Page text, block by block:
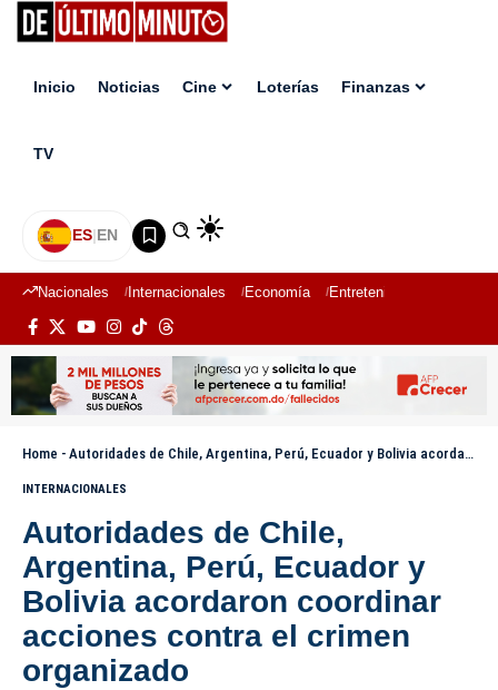
Inicio Noticias Cine Loterías Finanzas
TV
ES|EN
Nacionales Internacionales Economía Entretenimiento
Home - Autoridades de Chile, Argentina, Perú, Ecuador y Bolivia acordaron coordinar acciones contra el crimen organizado
INTERNACIONALES
Autoridades de Chile,
Argentina, Perú, Ecuador y
Bolivia acordaron coordinar
acciones contra el crimen
organizado